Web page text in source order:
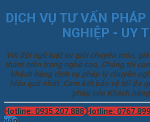
DỊCH VỤ TƯ VẤN PHÁP
NGHIỆP - UY
Với đội ngũ luật sư giỏi chuyên môn,
thâm niên trong nghề cao, Chúng tôi
khách hàng dịch vụ pháp lý chuyên
hiệu quả nhất. Cam kết bảo vệ tối đa
pháp của Khách
Hotline: 0935.207.888 Hotline: